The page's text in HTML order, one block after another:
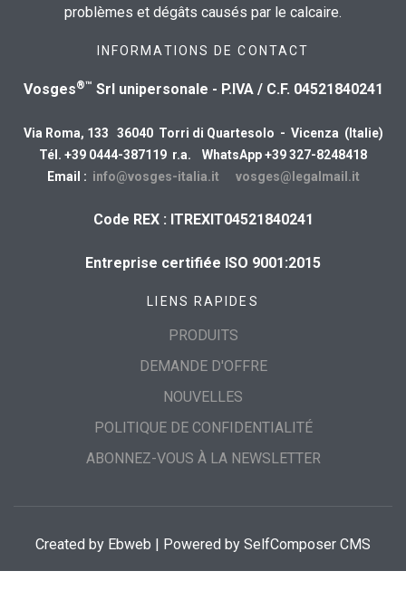
problèmes et dégâts causés par le calcaire.
INFORMATIONS DE CONTACT
Vosges®™ Srl unipersonale - P.IVA / C.F. 04521840241
Via Roma, 133 36040 Torri di Quartesolo - Vicenza (Italie)
Tél. +39 0444-387119 r.a. WhatsApp +39 327-8248418
Email : info@vosges-italia.it vosges@legalmail.it
Code REX : ITREXIT04521840241
Entreprise certifiée ISO 9001:2015
LIENS RAPIDES
PRODUITS
DEMANDE D'OFFRE
NOUVELLES
POLITIQUE DE CONFIDENTIALITÉ
ABONNEZ-VOUS À LA NEWSLETTER
Created by Ebweb | Powered by SelfComposer CMS